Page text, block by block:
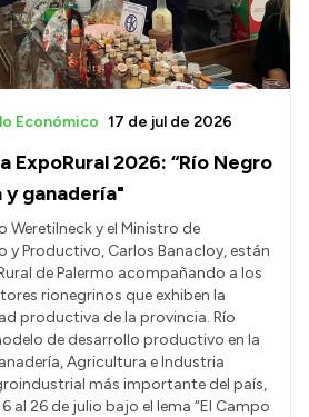
ExpoRural 2026: “Río Negro
y ganadería"
Económico 17 de jul de 2026
Weretilneck y el Ministro de
y Productivo, Carlos Banacloy, están
de Palermo acompañando a los
rionegrinos que exhiben la
productiva de la provincia. Río
de desarrollo productivo en la
Agricultura e Industria
más importante del país,
al 26 de julio bajo el lema “El Campo